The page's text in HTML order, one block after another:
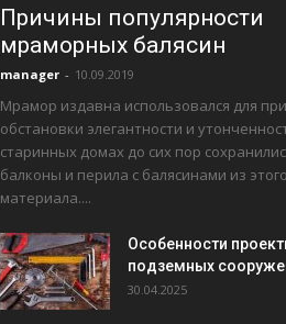
Причины популярности
мраморных балясин
manager - 10.09.2019
Мрамор издавна использовался для
обстановки элегантности и
старинных домах до сих пор
балконы и перила с балясинами из этого
материала....
Особенности
подземных
30.04.2025